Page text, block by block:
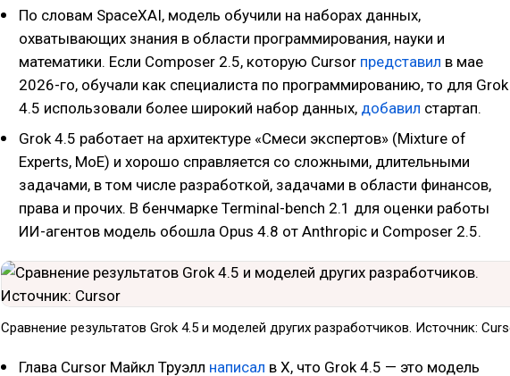
По словам SpaceXAI, модель обучили на наборах данных,
охватывающих знания в области программирования, науки и
математики. Если Composer 2.5, которую Cursor представил в мае
2026-го, обучали как специалиста по программированию, то для Grok
4.5 использовали более широкий набор данных, добавил стартап.
Grok 4.5 работает на архитектуре «Смеси экспертов» (Mixture of
Experts, MoE) и хорошо справляется со сложными, длительными
задачами, в том числе разработкой, задачами в области финансов,
права и прочих. В бенчмарке Terminal-bench 2.1 для оценки работы
ИИ-агентов модель обошла Opus 4.8 от Anthropic и Composer 2.5.
Сравнение результатов Grok 4.5 и моделей других разработчиков. Источник:
Глава Cursor Майкл Труэлл написал в X, что Grok 4.5 — это модель